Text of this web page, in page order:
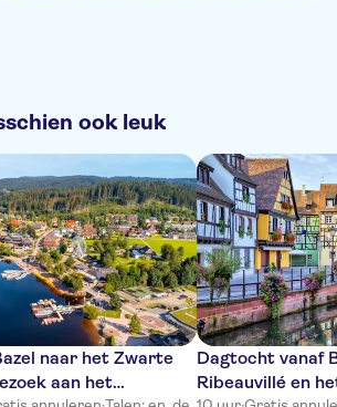
ook leuk
naar het Zwarte
aan het
Dagtocht vanaf
Ribeauvillé en